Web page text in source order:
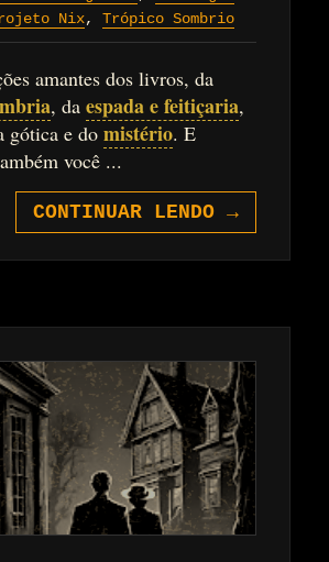
Nix, Trópico Sombrio
amantes dos livros, da
, da espada e feitiçaria,
gótica e do mistério. E
você ...
CONTINUAR LENDO →